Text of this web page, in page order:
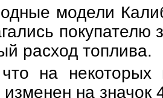
модели
расход топлива.
что на
на значок